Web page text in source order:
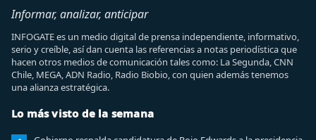
Informar, analizar, anticipar
INFOGATE es un medio digital de prensa independiente, informativo,
serio y creíble, así dan cuenta las referencias a notas periodística que
hacen otros medios de comunicación tales como: La Segunda, CNN
Chile, MEGA, ADN Radio, Radio Biobio, con quien además tenemos
una alianza estratégica.
Lo más visto de la semana